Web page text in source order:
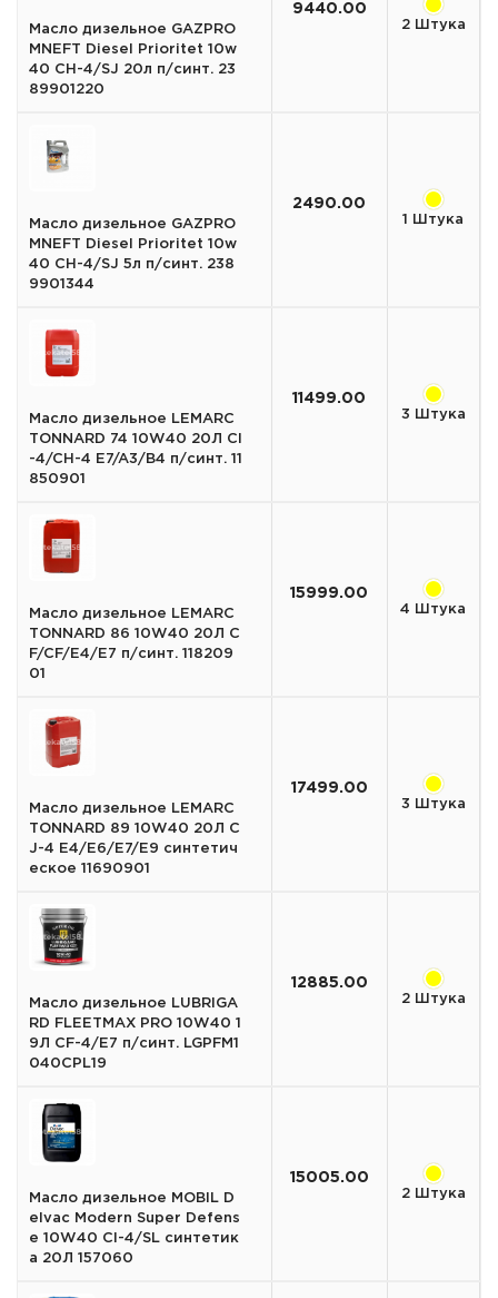
Масло дизельное GAZPRO
MNEFT Diesel Prioritet 10w
40 CH-4/SJ 20л п/синт. 23
89901220
9440.00
2 Штука
Масло дизельное GAZPRO
MNEFT Diesel Prioritet 10w
40 CH-4/SJ 5л п/синт. 238
9901344
2490.00
1 Штука
Масло дизельное LEMARC
TONNARD 74 10W40 20Л CI
-4/CH-4 E7/A3/B4 п/синт. 11
850901
11499.00
3 Штука
Масло дизельное LEMARC
TONNARD 86 10W40 20Л C
F/CF/E4/E7 п/синт. 118209
01
15999.00
4 Штука
Масло дизельное LEMARC
TONNARD 89 10W40 20Л C
J-4 E4/E6/E7/E9 синтетич
еское 11690901
17499.00
3 Штука
Масло дизельное LUBRIGA
RD FLEETMAX PRO 10W40 1
9Л CF-4/E7 п/синт. LGPFM1
040CPL19
12885.00
2 Штука
Масло дизельное MOBIL D
elvac Modern Super Defens
e 10W40 CI-4/SL синтетик
а 20Л 157060
15005.00
2 Штука